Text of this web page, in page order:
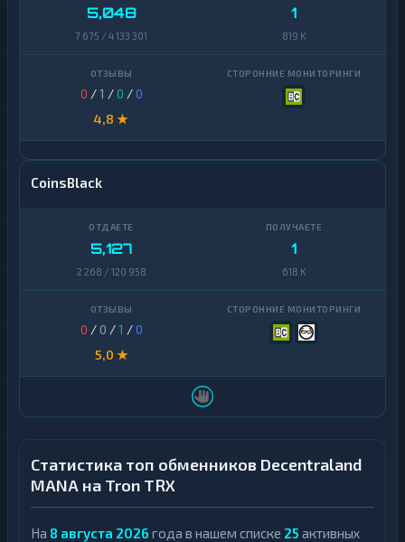
5,048
7 675 / 4 133 301
1
819 K
0 /1 /0 /0
4,8 ★
CoinsBlack
5,127
2 268 / 120 958
1
618 K
0 / 0 /1 /0
5,0 ★
Статистика топ обменников Decentraland
MANA на Tron TRX
На 8 августа 2026 года в нашем списке 25 активных